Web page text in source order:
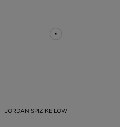
JORDAN SPIZIKE LOW